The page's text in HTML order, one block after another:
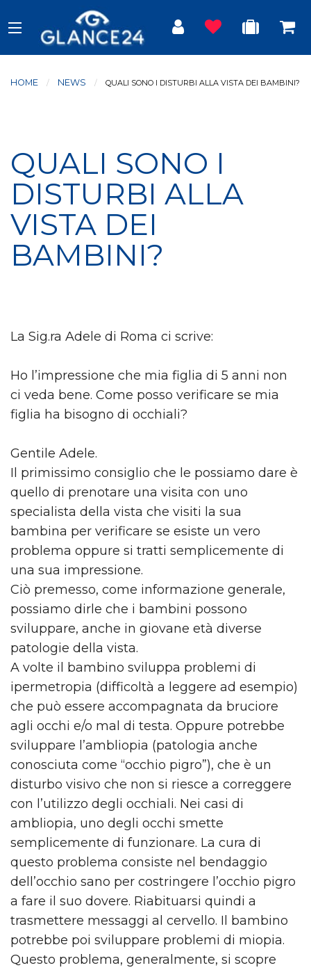
HOME NEWS CURRENT:
QUALI SONO I DISTURBI ALLA VISTA DEI BAMBINI?
QUALI SONO I
DISTURBI ALLA
VISTA DEI
BAMBINI?
La Sig.ra Adele di Roma ci scrive:
Ho l’impressione che mia figlia di 5 anni non
ci veda bene. Come posso verificare se mia
figlia ha bisogno di occhiali?
Gentile Adele.
Il primissimo consiglio che le possiamo dare è
quello di prenotare una visita con uno
specialista della vista che visiti la sua
bambina per verificare se esiste un vero
problema oppure si tratti semplicemente di
una sua impressione.
Ciò premesso, come informazione generale,
possiamo dirle che i bambini possono
sviluppare, anche in giovane età diverse
patologie della vista.
A volte il bambino sviluppa problemi di
ipermetropia (difficoltà a leggere ad esempio)
che può essere accompagnata da bruciore
agli occhi e/o mal di testa. Oppure potrebbe
sviluppare l’ambliopia (patologia anche
conosciuta come “occhio pigro”), che è un
disturbo visivo che non si riesce a correggere
con l’utilizzo degli occhiali. Nei casi di
ambliopia, uno degli occhi smette
semplicemente di funzionare. La cura di
questo problema consiste nel bendaggio
dell’occhio sano per costringere l’occhio pigro
a fare il suo dovere. Riabituarsi quindi a
trasmettere messaggi al cervello. Il bambino
potrebbe poi sviluppare problemi di miopia.
Questo problema, generalmente, si scopre